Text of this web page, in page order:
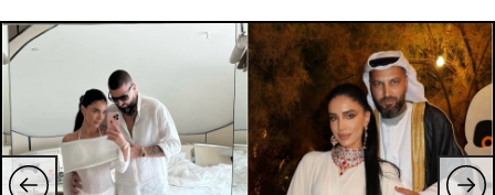
Emisiuni TV
Horoscop
Lifestyle